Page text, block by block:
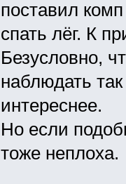
поставил
спать лёг. К
Безусловно,
наблюдать
интереснее.
Но если
тоже неплоха.